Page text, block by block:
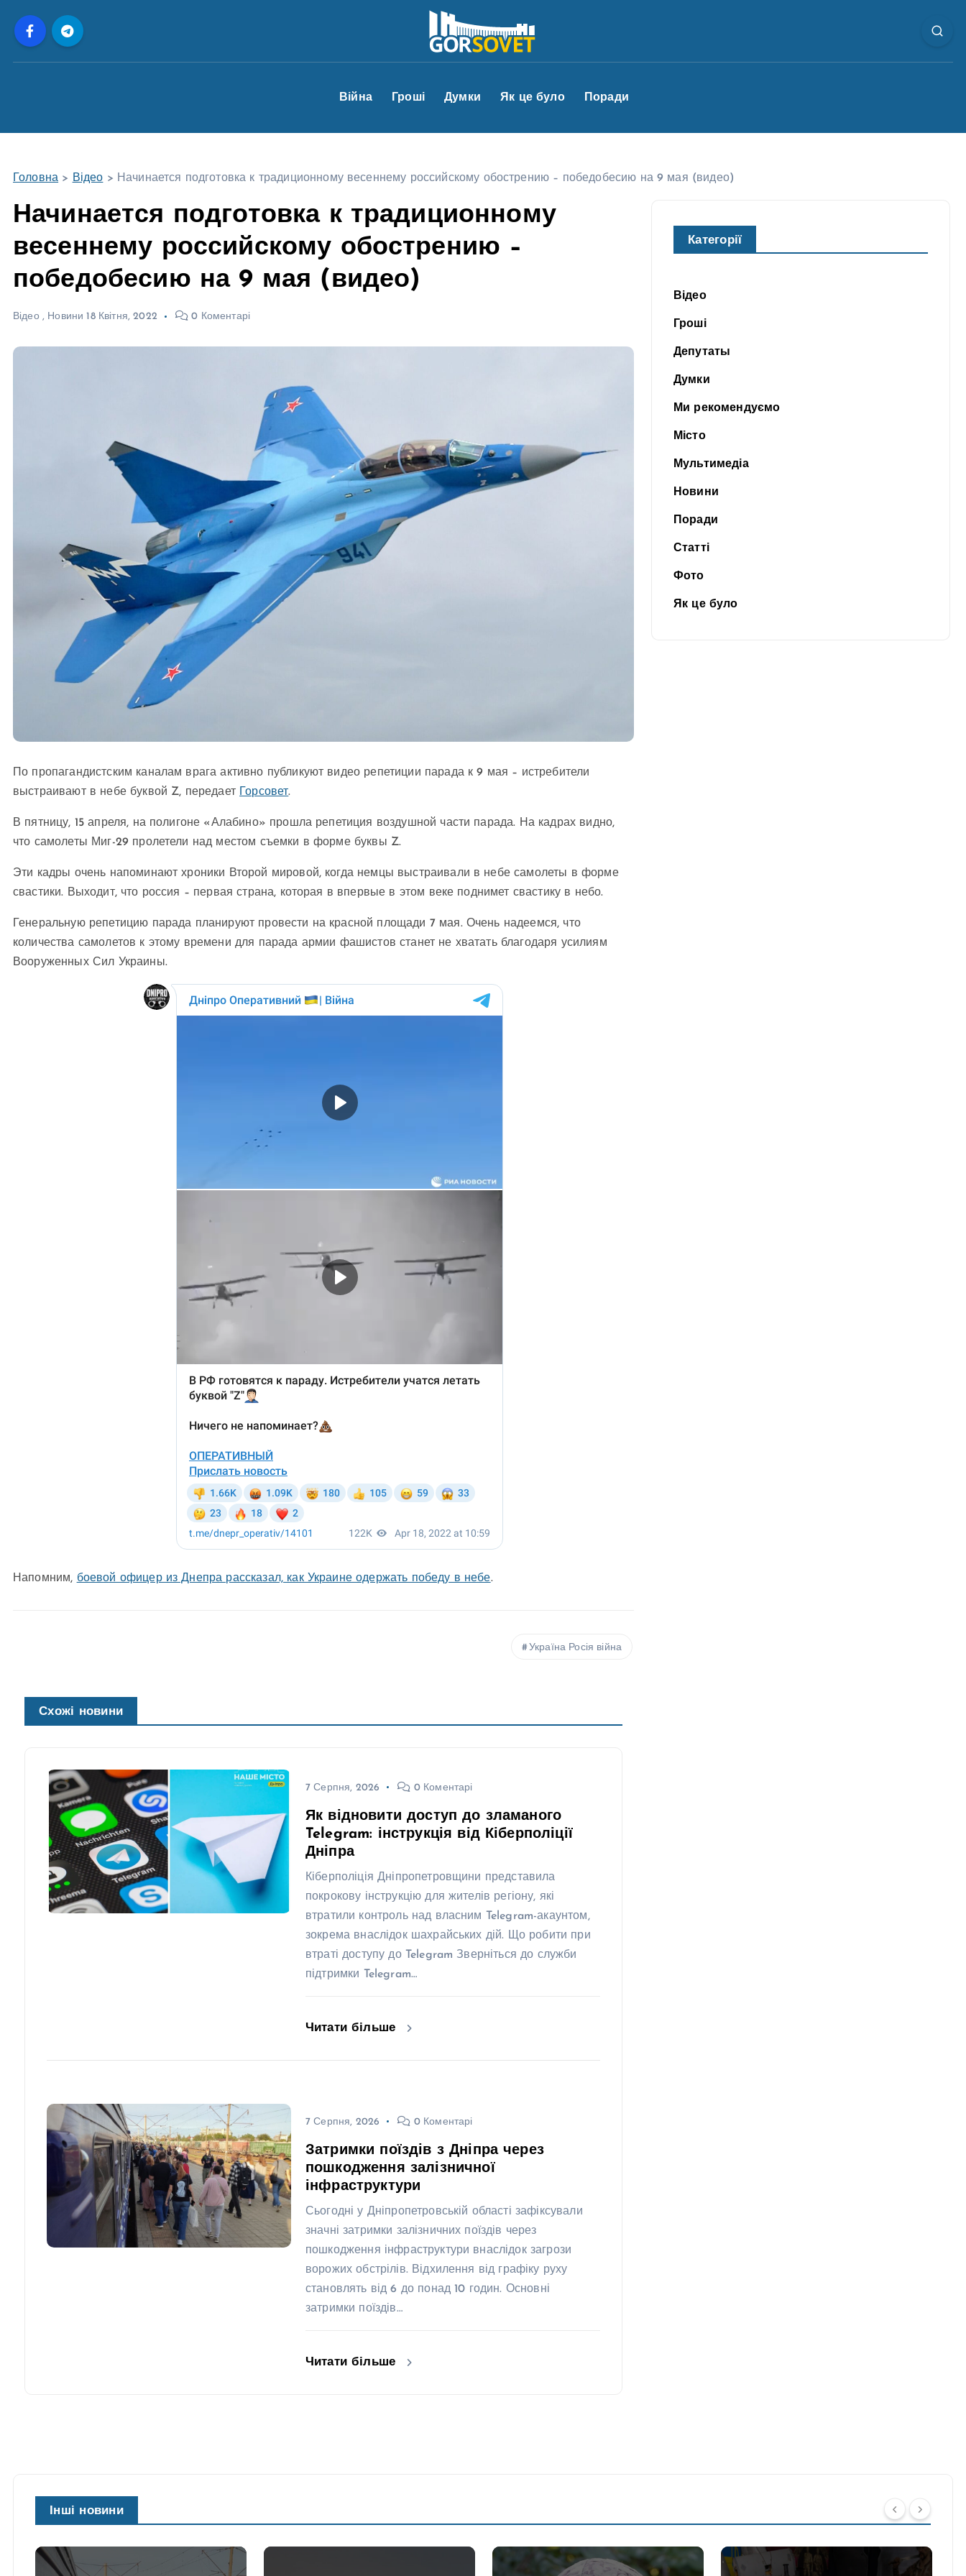
Війна Гроші Думки Як це було Поради
Головна > Відео > Начинается подготовка к традиционному весеннему российскому обострению – победобесию на 9 мая (видео)
Начинается подготовка к традиционному
весеннему российскому обострению –
победобесию на 9 мая (видео)
Відео, Новини 18 Квітня, 2022 0 Коментарі
По пропагандистским каналам врага активно публикуют видео репетиции парада к 9 мая – истребители
выстраивают в небе буквой Z, передает Горсовет.
В пятницу, 15 апреля, на полигоне «Алабино» прошла репетиция воздушной части парада. На кадрах видно,
что самолеты Миг-29 пролетели над местом съемки в форме буквы Z.
Эти кадры очень напоминают хроники Второй мировой, когда немцы выстраивали в небе самолеты в форме
свастики. Выходит, что россия – первая страна, которая в впервые в этом веке поднимет свастику в небо.
Генеральную репетицию парада планируют провести на красной площади 7 мая. Очень надеемся, что
количества самолетов к этому времени для парада армии фашистов станет не хватать благодаря усилиям
Вооруженных Сил Украины.
Напомним, боевой офицер из Днепра рассказал, как Украине одержать победу в небе.
Україна Росія війна
Схожі новини
7 Серпня, 2026 0 Коментарі
Як відновити доступ до зламаного
Telegram: інструкція від Кіберполіції
Дніпра
Кіберполіція Дніпропетровщини представила
покрокову інструкцію для жителів регіону, які
втратили контроль над власним Telegram-акаунтом,
зокрема внаслідок шахрайських дій. Що робити при
втраті доступу до Telegram Зверніться до служби
підтримки Telegram…
Читати більше
7 Серпня, 2026 0 Коментарі
Затримки поїздів з Дніпра через
пошкодження залізничної
інфраструктури
Сьогодні у Дніпропетровській області зафіксували
значні затримки залізничних поїздів через
пошкодження інфраструктури внаслідок загрози
ворожих обстрілів. Відхилення від графіку руху
становлять від 6 до понад 10 годин. Основні
затримки поїздів…
Читати більше
Категорії
Відео
Гроші
Депутаты
Думки
Ми рекомендуємо
Місто
Мультимедіа
Новини
Поради
Статті
Фото
Як це було
Інші новини